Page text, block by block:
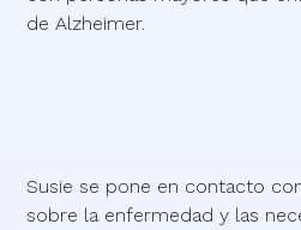
de Alzheimer.
Susie se pone en contacto
sobre la enfermedad y las